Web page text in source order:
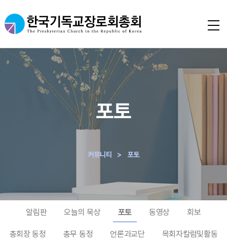
포토
커뮤니티 > 포토
알림판 오늘의 묵상 포토 동영상 회보
총회장 동정 총무 동정 언론과교단 목회자칼럼및활동